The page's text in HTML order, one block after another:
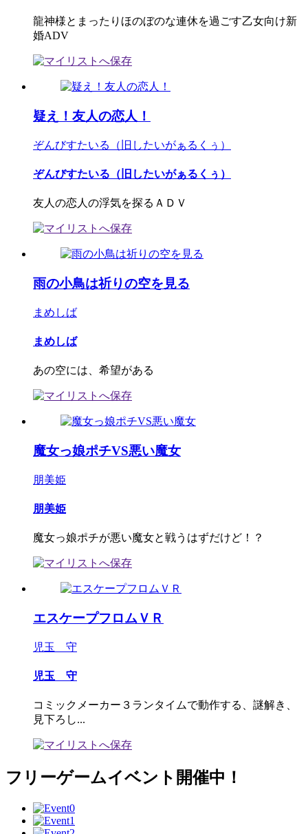
龍神様とまったりほのぼのな連休を過ごす乙女向け新
婚ADV
疑え！友人の恋人！
ぞんびすたいる（旧したいがぁるくぅ）
ぞんびすたいる（旧したいがぁるくぅ）
友人の恋人の浮気を探るＡＤＶ
雨の小鳥は祈りの空を見る
まめしば
まめしば
あの空には、希望がある
魔女っ娘ポチVS悪い魔女
朋美姫
朋美姫
魔女っ娘ポチが悪い魔女と戦うはずだけど！？
エスケープフロムＶＲ
児玉 守
児玉 守
コミックメーカー３ランタイムで動作する、謎解き、
見下ろし...
フリーゲームイベント開催中！